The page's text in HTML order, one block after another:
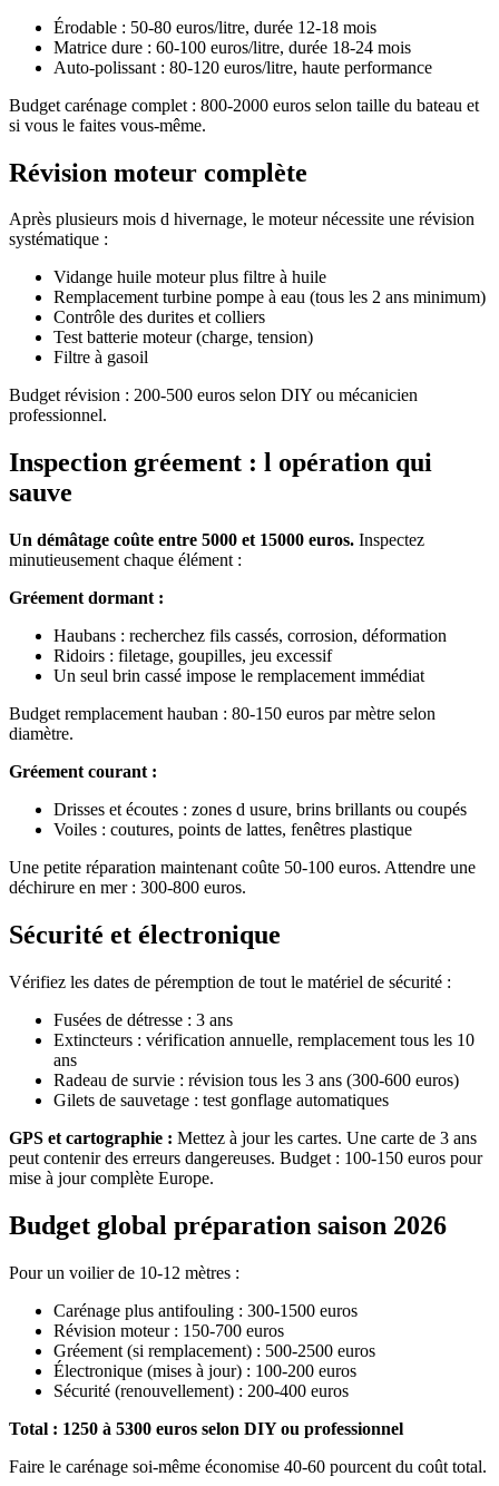
Érodable : 50-80 euros/litre, durée 12-18 mois
Matrice dure : 60-100 euros/litre, durée 18-24 mois
Auto-polissant : 80-120 euros/litre, haute performance
Budget carénage complet : 800-2000 euros selon taille du bateau et
si vous le faites vous-même.
Révision moteur complète
Après plusieurs mois d hivernage, le moteur nécessite une révision
systématique :
Vidange huile moteur plus filtre à huile
Remplacement turbine pompe à eau (tous les 2 ans minimum)
Contrôle des durites et colliers
Test batterie moteur (charge, tension)
Filtre à gasoil
Budget révision : 200-500 euros selon DIY ou mécanicien
professionnel.
Inspection gréement : l opération qui
sauve
Un démâtage coûte entre 5000 et 15000 euros. Inspectez
minutieusement chaque élément :
Gréement dormant :
Haubans : recherchez fils cassés, corrosion, déformation
Ridoirs : filetage, goupilles, jeu excessif
Un seul brin cassé impose le remplacement immédiat
Budget remplacement hauban : 80-150 euros par mètre selon
diamètre.
Gréement courant :
Drisses et écoutes : zones d usure, brins brillants ou coupés
Voiles : coutures, points de lattes, fenêtres plastique
Une petite réparation maintenant coûte 50-100 euros. Attendre une
déchirure en mer : 300-800 euros.
Sécurité et électronique
Vérifiez les dates de péremption de tout le matériel de sécurité :
Fusées de détresse : 3 ans
Extincteurs : vérification annuelle, remplacement tous les 10
ans
Radeau de survie : révision tous les 3 ans (300-600 euros)
Gilets de sauvetage : test gonflage automatiques
GPS et cartographie : Mettez à jour les cartes. Une carte de 3 ans
peut contenir des erreurs dangereuses. Budget : 100-150 euros pour
mise à jour complète Europe.
Budget global préparation saison 2026
Pour un voilier de 10-12 mètres :
Carénage plus antifouling : 300-1500 euros
Révision moteur : 150-700 euros
Gréement (si remplacement) : 500-2500 euros
Électronique (mises à jour) : 100-200 euros
Sécurité (renouvellement) : 200-400 euros
Total : 1250 à 5300 euros selon DIY ou professionnel
Faire le carénage soi-même économise 40-60 pourcent du coût total.